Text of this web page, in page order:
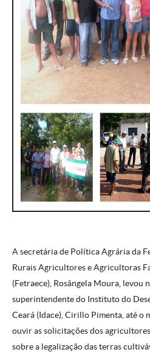
A secretária de Política Agrária da
Rurais Agricultores e Agricultoras
(Fetraece), Rosângela Moura, levou
superintendente do Instituto do
Ceará (Idace), Cirillo Pimenta, até o
ouvir as solicitações dos
sobre a legalização das terras